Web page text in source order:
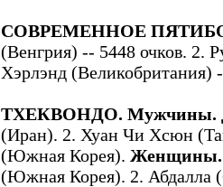
СОВРЕМЕННОЕ
(Венгрия) -- 5448 очков. 2.
Хэрлэнд (Великобритания)
ТХЕКВОНДО. Мужчины.
(Иран). 2. Хуан Чи Хсюн
(Южная Корея). Женщины.
(Южная Корея). 2.